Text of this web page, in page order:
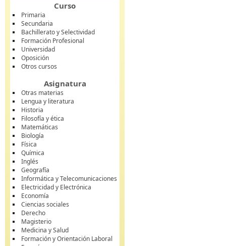
Curso
Primaria
Secundaria
Bachillerato y Selectividad
Formación Profesional
Universidad
Oposición
Otros cursos
Asignatura
Otras materias
Lengua y literatura
Historia
Filosofía y ética
Matemáticas
Biología
Física
Química
Inglés
Geografía
Informática y Telecomunicaciones
Electricidad y Electrónica
Economía
Ciencias sociales
Derecho
Magisterio
Medicina y Salud
Formación y Orientación Laboral